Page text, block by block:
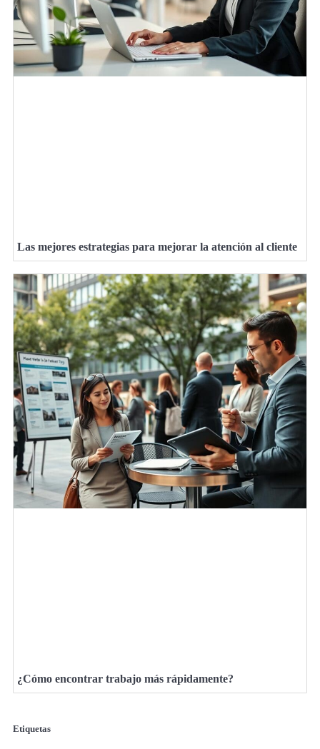
Las mejores estrategias para mejorar la atención al cliente
¿Cómo encontrar trabajo más rápidamente?
Etiquetas